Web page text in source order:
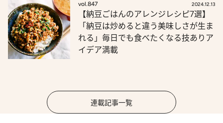
vol.847 2024.12.13
【納豆ごはんのアレンジレシピ7選】
「納豆は炒めると違う美味しさが生ま
れる」毎日でも食べたくなる技ありア
イデア満載
連載記事一覧